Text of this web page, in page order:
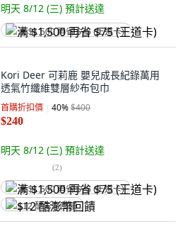
明天 8/12 (三) 預計送達
满 $1,500 再省 $75 (王道卡)
Kori Deer 可莉鹿 嬰兒成長紀錄萬用
透氣竹纖維雙層紗布包巾
首購折扣價 40%$400
$240
明天 8/12 (三) 預計送達
(2)
满 $1,500 再省 $75 (王道卡)
$12 酷澎幣回饋